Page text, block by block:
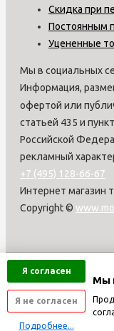
Я согласен
Я не согласен
Подробнее...
Мы
Скидка при
Постоянным
Уцененные
Мы в социальных
Информация,
офертой или
статьей 435 и
Российской
рекламный
+7 (495) 128-66-67
Интернет магазин
Copyright ©